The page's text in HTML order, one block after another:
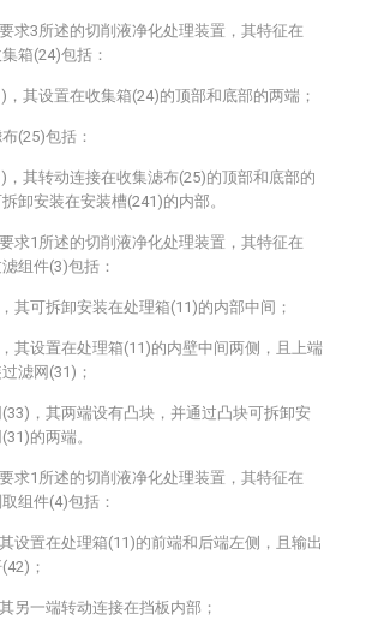
求3所述的切削液净化处理装置，其特征在
箱(24)包括：
，其设置在收集箱(24)的顶部和底部的两端；
(25)包括：
，其转动连接在收集滤布(25)的顶部和底部的
卸安装在安装槽(241)的内部。
求1所述的切削液净化处理装置，其特征在
组件(3)包括：
其可拆卸安装在处理箱(11)的内部中间；
其设置在处理箱(11)的内壁中间两侧，且上端
滤网(31)；
，其两端设有凸块，并通过凸块可拆卸安
的两端。
求1所述的切削液净化处理装置，其特征在
组件(4)包括：
设置在处理箱(11)的前端和后端左侧，且输出
；
另一端转动连接在挡板内部；